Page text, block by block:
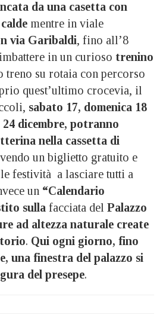
da una casetta con
mentre in viale
via Garibaldi, fino all’8
in un curioso trenino
treno su rotaia con percorso
quest’ultimo crocevia, il
sabato 17, domenica 18
24 dicembre, potranno
nella cassetta di
un biglietto gratuito e
festività a lasciare tutti a
un “Calendario
sulla facciata del Palazzo
ad altezza naturale create
. Qui ogni giorno, fino
una finestra del palazzo si
del presepe.